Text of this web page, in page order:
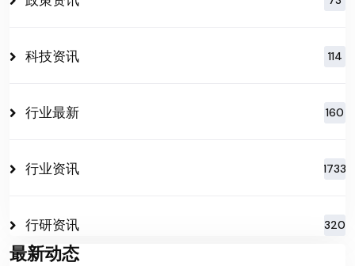
科技资讯 114
行业最新 160
行业资讯 1733
行研资讯 320
最新动态